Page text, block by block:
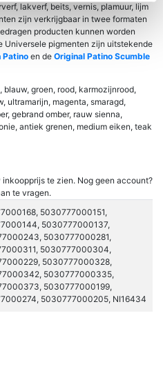
lakverf, beits, vernis, plamuur, lijm
zijn verkrijgbaar in twee formaten
producten kunnen worden
Universele pigmenten zijn uitstekende
Patinoen de Original Patino Scumble
blauw, groen, rood, karmozijnrood,
ultramarijn, magenta, smaragd,
gebrand omber, rauw sienna,
antiek grenen, medium eiken, teak
te zien. Nog geen account?
te vragen.
5030777000151,
5030777000137,
5030777000281,
5030777000304,
5030777000328,
5030777000335,
5030777000199,
5030777000205, NI16434